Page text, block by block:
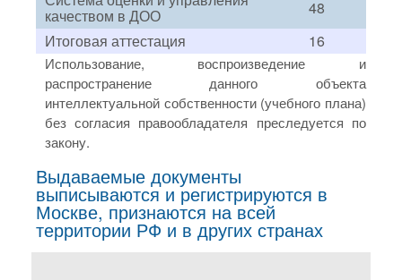
качеством в ДОО
48
Итоговая аттестация
16
Использование, воспроизведение и
распространение данного объекта
интеллектуальной собственности (учебного плана)
без согласия правообладателя преследуется по
закону.
Выдаваемые документы
выписываются и регистрируются в
Москве, признаются на всей
территории РФ и в других странах